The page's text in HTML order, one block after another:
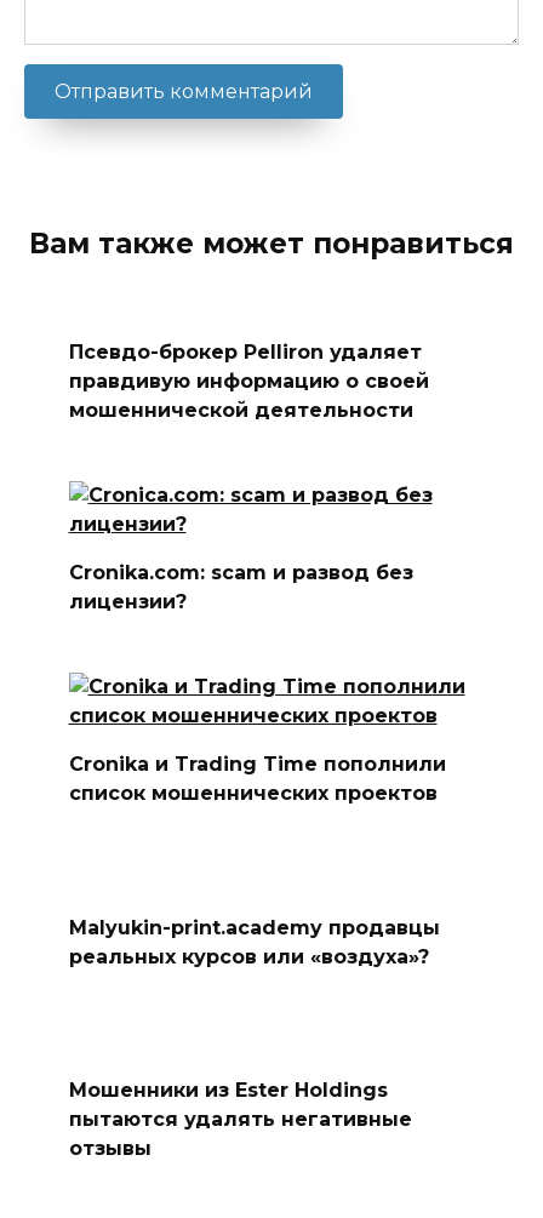
Вам также может понравиться
Псевдо-брокер Pelliron удаляет
правдивую информацию о своей
мошеннической деятельности
Cronika.com: scam и развод без
лицензии?
Cronika и Trading Time пополнили
список мошеннических проектов
Malyukin-print.academy продавцы
реальных курсов или «воздуха»?
Мошенники из Ester Holdings
пытаются удалять негативные
отзывы